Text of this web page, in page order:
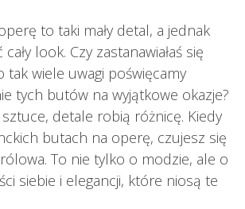
to taki mały detal, a jednak
look. Czy zastanawiałaś się
tak wiele uwagi poświęcamy
tych butów na wyjątkowe okazje?
detale robią różnicę. Kiedy
butach na operę, czujesz się
To nie tylko o modzie, ale o
siebie i elegancji, które niosą te